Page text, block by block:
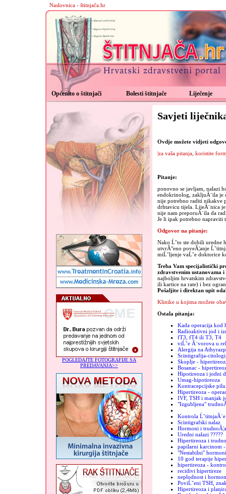
Naslovnica - štitnjača.hr
Općenito o štitnjači Bolesti štitnjače Liječenje
POGLEDAJTE FOTOGRAFIJE SA
PREDAVANJA>>
Savjeti
Ovdje možete vidjeti
|za vaša pitanja, koristite
Pitanje:
ponovno se javljam, nalazi
endokrinolog, zakljuĂ¨ila je
nije potrebno raditi nikakve
drhtavicu tijela. LijeĂ¨nica
nije nam preporuĂ¨ila da
Je li ipak potrebno napraviti
Odgovor na pitanje:
Nako Ĺˇto ste dobili uredne
utvrĂ°eno poveĂ¦anje
miĹˇljenje vaĹˇe doktorice
Treba Vam specijalistički
zdravstvenim ustanovama
najboljim hrvatskim
ili kartice na rate) i bez
Pošaljite i direktan upit
Klinike u kojima možete
Ostala pitanja:
Kada operacija kod
Radioaktivni jod i
fT3, fT4 ili T3, T4
viĹˇe Ă¨vorova u
Alergija na
Scintigrafija-
Skoplje -
Bosanac -
Hipotireoza i jodni
Umag-hipotireoza
Kontracepcijske
Hipertireoza -
IVF, TSH i manjak
"Izgubljena"
Kontrola
Scintigrafski nalaz
Hormoni i trudnoĂ¦a
Uredni nalazi ?????
Hipertireoza i
papilarni karcinom
"Nestabilni" hormoni
10 god terapije
hipertireoza -
recidivi hipertireze
neplodnost i
PoviĹˇeni TSH,
Hipertireoza i